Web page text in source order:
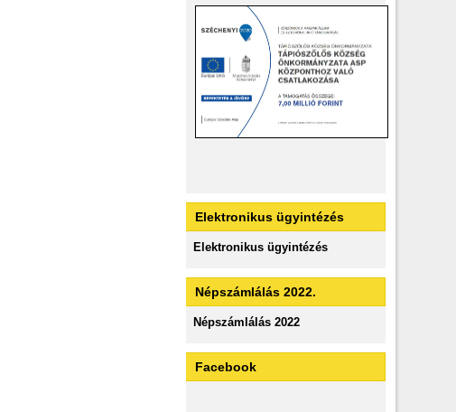
Elektronikus ügyintézés
Elektronikus ügyintézés
Népszámlálás 2022.
Népszámlálás 2022
Facebook